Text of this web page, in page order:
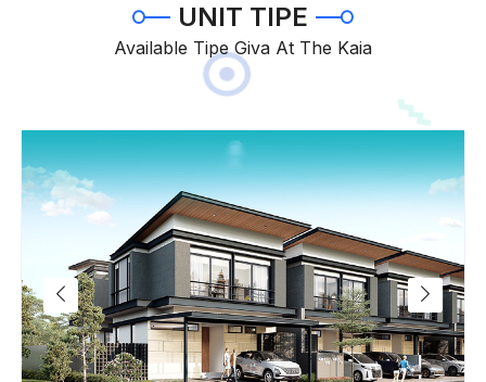
UNIT TIPE
Available Tipe Giva At The Kaia